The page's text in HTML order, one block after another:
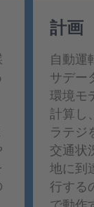
計画
自動運
サデー
環境モ
計算し
ラテジ
交通状
地に到
行する